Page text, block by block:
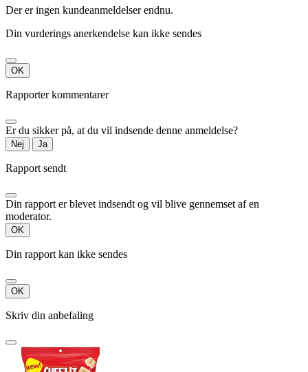
Der er ingen kundeanmeldelser endnu.
Din vurderings anerkendelse kan ikke sendes
OK
Rapporter kommentarer
Er du sikker på, at du vil indsende denne anmeldelse?
Nej Ja
Rapport sendt
Din rapport er blevet indsendt og vil blive gennemset af en
moderator.
OK
Din rapport kan ikke sendes
OK
Skriv din anbefaling